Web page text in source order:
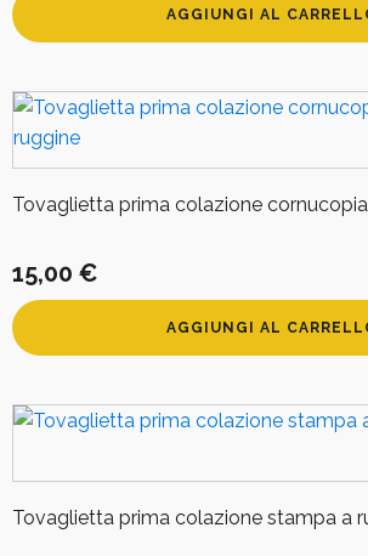
AGGIUNGI AL
Tovaglietta prima colazione
15,00 €
AGGIUNGI AL
Tovaglietta prima colazione stampa a